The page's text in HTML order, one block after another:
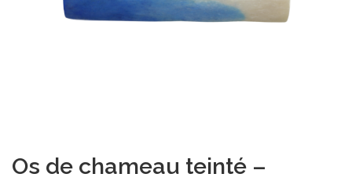
Os de chameau teinté –